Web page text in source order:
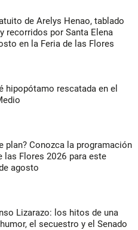
de Arelys Henao, tablado
recorridos por Santa Elena
en la Feria de las Flores
hipopótamo rescatada en el
plan? Conozca la programación
las Flores 2026 para este
agosto
Lizarazo: los hitos de una
el secuestro y el Senado